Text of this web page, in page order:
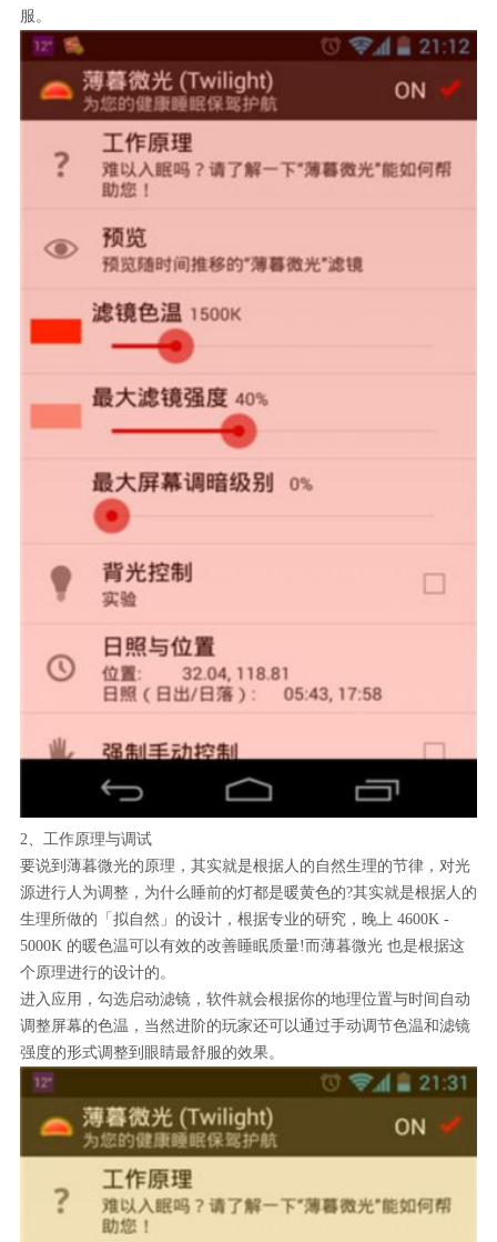
服。
2、工作原理与调试
要说到薄暮微光的原理，其实就是根据人的自然生理的节律，对光
源进行人为调整，为什么睡前的灯都是暖黄色的?其实就是根据人的
生理所做的「拟自然」的设计，根据专业的研究，晚上 4600K -
5000K 的暖色温可以有效的改善睡眠质量!而薄暮微光 也是根据这
个原理进行的设计的。
进入应用，勾选启动滤镜，软件就会根据你的地理位置与时间自动
调整屏幕的色温，当然进阶的玩家还可以通过手动调节色温和滤镜
强度的形式调整到眼睛最舒服的效果。